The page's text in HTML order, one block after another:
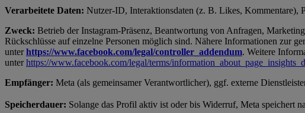
Verarbeitete Daten: Nutzer-ID, Interaktionsdaten (z. B. Likes, Kommentare),
Zweck: Betrieb der Instagram-Präsenz, Beantwortung von Anfragen,
Rückschlüsse auf einzelne Personen möglich sind. Nähere Informationen zur
unterhttps://www.facebook.com/legal/controller_addendum. Weitere
unterhttps://www.facebook.com/legal/terms/
Empfänger: Meta (als gemeinsamer Verantwortlicher), ggf. externe
Speicherdauer: Solange das Profil aktiv ist oder bis Widerruf, Meta speichert